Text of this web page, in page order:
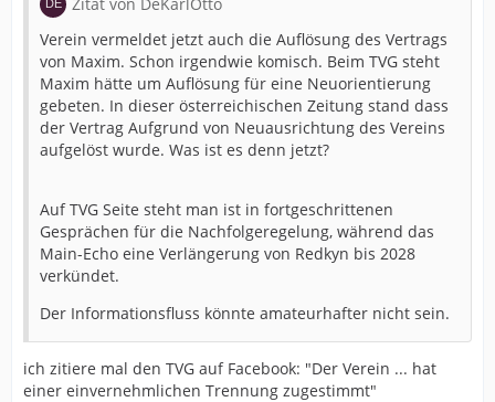
Verein vermeldet jetzt auch die Auflösung des Vertrags
von Maxim. Schon irgendwie komisch. Beim TVG steht
Maxim hätte um Auflösung für eine Neuorientierung
gebeten. In dieser österreichischen Zeitung stand dass
der Vertrag Aufgrund von Neuausrichtung des Vereins
aufgelöst wurde. Was ist es denn jetzt?
Auf TVG Seite steht man ist in fortgeschrittenen
Gesprächen für die Nachfolgeregelung, während das
Main-Echo eine Verlängerung von Redkyn bis 2028
verkündet.
Der Informationsfluss könnte amateurhafter nicht sein.
ich zitiere mal den TVG auf Facebook: "Der Verein ... hat
einer einvernehmlichen Trennung zugestimmt"